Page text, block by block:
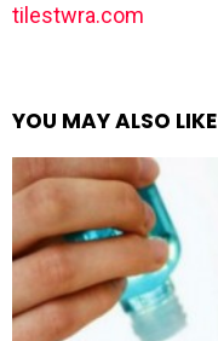
tilestwra.com
YOU MAY ALSO LIKE